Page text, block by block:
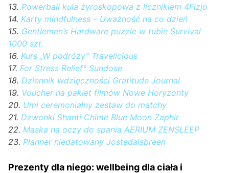
13. Powerball kula żyroskopowa z licznikiem 4Fizjo
14. Karty mindfulness – Uważność na co dzień
15. Gentlemen’s Hardware puzzle w tubie Survival
1000 szt.
16. Kurs „W podróży” Travelicious
17. For Stress Relief° Sundose
18. Dziennik wdzięczności Gratitude Journal
19. Voucher na pakiet filmów Nowe Horyzonty
20. Umi ceremonialny zestaw do matchy
21. Dzwonki Shanti Chime Blue Moon Zaphir
22. Maska na oczy do spania AERIUM ZENSLEEP
23. Planner niedatowany Jostedalsbreen
Prezenty dla niego: wellbeing dla ciała i